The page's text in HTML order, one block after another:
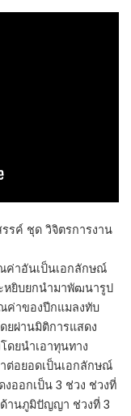
รรค์ ชุด วิจิตรการงาน
ค่าอันเป็นเอกลักษณ์
หยิบยกนำมาพัฒนารูป
ค่าของปีกแมลงทับ
ยผ่านมิติการแสดง
ดยนำเอาทุนทาง
ต่อยอดเป็นเอกลักษณ์
ออกเป็น 3 ช่วง ช่วงที่
านภูมิปัญญา ช่วงที่ 3